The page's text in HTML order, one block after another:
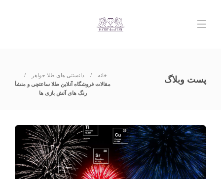
پست وبلاگ خانه
دانستنی های طلا جواهر
مقالات فروشگاه آنلاین طلا ساعتچی و منشأ
رنگ های آتش بازی ها